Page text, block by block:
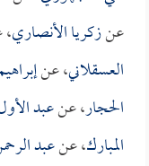
عنزكريا الأنصاري
العسقلاني، عن
الحجار، عنعبد
المبارك، عنعبد